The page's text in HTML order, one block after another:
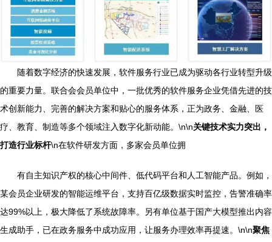
随着数字经济的快速发展，软件服务行业已成为驱动各行业转型升级
的重要力量。联合会会员单位中，一批优秀的软件服务企业凭借先进的技
术创新能力、完善的解决方案和贴心的服务体系，正为政务、金融、医
疗、教育、制造等多个领域注入数字化新动能。\n\n关键技术实力突出，
打造行业标杆\n在软件研发方面，多家会员单位拥
有自主知识产权的核心中间件、低代码平台和人工智能产品。例如，
某会员企业研发的智能运维平台，支持百亿级数据实时监控，告警准确率
达99%以上，极大降低了系统故障率。另有单位基于国产大模型推出内容
生成助手，已在政务服务中成功应用，让服务办理效率再提速。\n\n聚焦